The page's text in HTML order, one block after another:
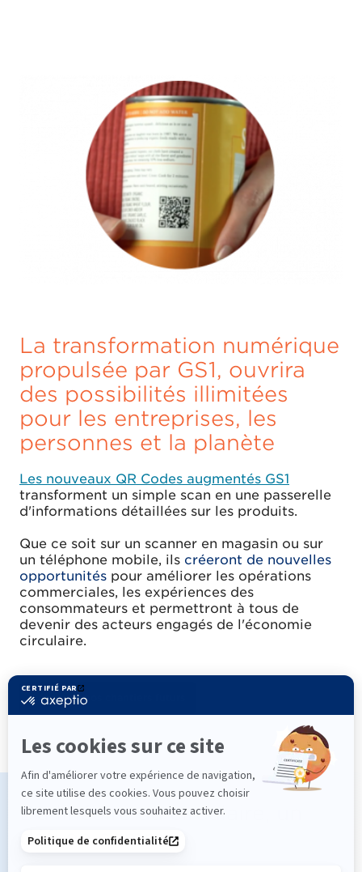
La transformation numérique
propulsée par GS1, ouvrira
des possibilités illimitées
pour les entreprises, les
personnes et la planète
Les nouveaux QR Codes augmentés GS1
transforment un simple scan en une passerelle
d'informations détaillées sur les produits.
Que ce soit sur un scanner en magasin ou sur
un téléphone mobile, ils créeront de nouvelles
opportunités pour améliorer les opérations
commerciales, les expériences des
consommateurs et permettront à tous de
devenir des acteurs engagés de l'économie
circulaire.
Découvrir nos chantiers futurs
Du linéaire au circulaire, un
défi en commun